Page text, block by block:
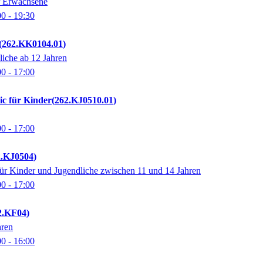
- 19:30
262.KK0104.01
ab 12 Jahren
- 17:00
für Kinder 262.KJ0510.01
- 17:00
Kinder und Jugendliche zwischen 11 und 14 Jahren
- 17:00
- 16:00